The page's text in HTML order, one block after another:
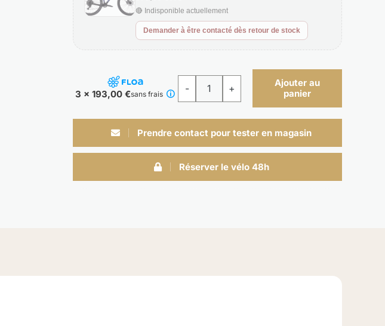
🔴 Indisponible actuellement
Demander à être contacté dès retour de stock
3 x 193,00 €sans frais
quantité
4
3
Ajouter au
panier
Prendre contact pour tester en magasin
Réserver le vélo 48h